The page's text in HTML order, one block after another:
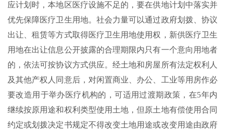
应计划时，本地区医疗设施不足的，要在供地计划中落实并
优先保障医疗卫生用地。社会力量可以通过政府划拨、协议
出让、租赁等方式取得医疗卫生用地使用权，新供医疗卫生
用地在出让信息公开披露的合理期限内只有一个意向用地者
的，依法可按协议方式供应。经土地和房屋所有法定权利人
及其他产权人同意后，对闲置商业、办公、工业等用房作必
要改造用于举办医疗机构的，可适用过渡期政策，在5年内
继续按原用途和权利类型使用土地，但原土地有偿使用合同
约定或划拨决定书规定不得改变土地用途或改变用途由政府